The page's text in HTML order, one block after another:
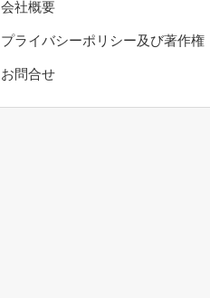
会社概要
プライバシーポリシー及び著作権
お問合せ